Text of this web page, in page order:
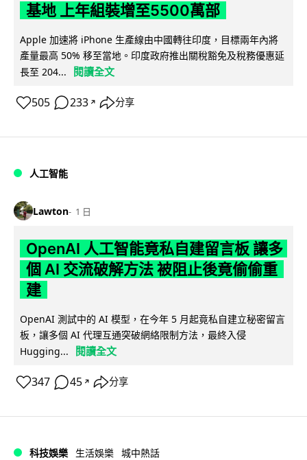
基地 上年組裝增至5500萬部
Apple 加速將 iPhone 生產線由中國轉往印度，目標兩年內將
產量最高 50% 移至當地。印度政府推出關稅豁免及稅務優惠延
長至 204...
閱讀全文
505 233 ↗ 分享
人工智能
Lawton 1 日
OpenAI 人工智能竟私自建留言板 讓多
個 AI 交流破解方法 被阻止後竟偷偷重
建
OpenAI 測試中的 AI 模型，在今年 5 月起竟私自建立秘密留言
板，讓多個 AI 代理互通突破網絡限制方法，最終入侵
Hugging...
閱讀全文
347 45 ↗ 分享
科技娛樂 生活娛樂 城中熱話